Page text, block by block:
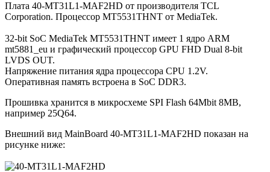
Плата 40-MT31L1-MAF2HD от производителя TCL
Corporation. Процессор MT5531THNT от MediaTek.
32-bit SoC MediaTek MT5531THNT имеет 1 ядро ARM
mt5881_eu и графический процессор GPU FHD Dual 8-bit
LVDS OUT.
Напряжение питания ядра процессора CPU 1.2V.
Оперативная память встроена в SoC DDR3.
Прошивка хранится в микросхеме SPI Flash 64Mbit 8MB,
например 25Q64.
Внешний вид MainBoard 40-MT31L1-MAF2HD показан на
рисунке ниже: